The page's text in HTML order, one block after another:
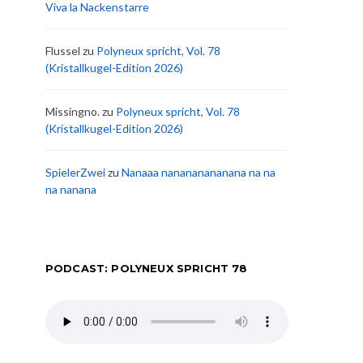
Viva la Nackenstarre
Flussel zu Polyneux spricht, Vol. 78
(Kristallkugel-Edition 2026)
Missingno.zu Polyneux spricht, Vol. 78
(Kristallkugel-Edition 2026)
SpielerZweizu Nanaaa nanananananana na na
na nanana
PODCAST: POLYNEUX SPRICHT 78